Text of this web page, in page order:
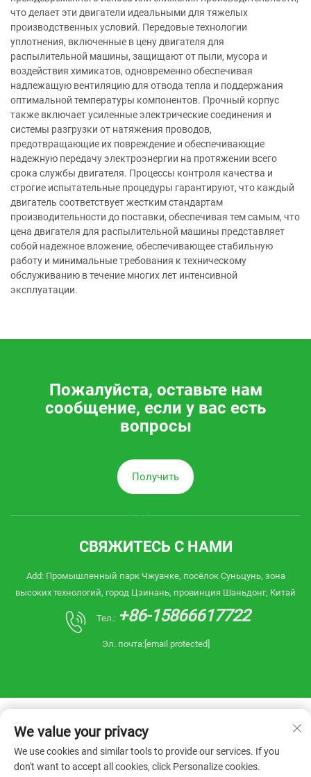
что делает эти двигатели идеальными для тяжелых
производственных условий. Передовые технологии
уплотнения, включенные в цену двигателя для
распылительной машины, защищают от пыли, мусора и
воздействия химикатов, одновременно обеспечивая
надлежащую вентиляцию для отвода тепла и поддержания
оптимальной температуры компонентов. Прочный корпус
также включает усиленные электрические соединения и
системы разгрузки от натяжения проводов,
предотвращающие их повреждение и обеспечивающие
надежную передачу электроэнергии на протяжении всего
срока службы двигателя. Процессы контроля качества и
строгие испытательные процедуры гарантируют, что каждый
двигатель соответствует жестким стандартам
производительности до поставки, обеспечивая тем самым, что
цена двигателя для распылительной машины представляет
собой надежное вложение, обеспечивающее стабильную
работу и минимальные требования к техническому
обслуживанию в течение многих лет интенсивной
эксплуатации.
Пожалуйста, оставьте нам
сообщение, если у вас есть
вопросы
Получить
СВЯЖИТЕСЬ С НАМИ
Add: Промышленный парк Чжуанке, посёлок Суньцунь, зона
высоких технологий, город Цзинань, провинция Шаньдонг, Китай
Тел.: +86-15866617722
Эл. почта:[email protected]
© 2025, China Shandong Reanin Machinery Co.,Ltd.
We value your privacy
We use cookies and similar tools to provide our services. If you
don't want to accept all cookies, click Personalize cookies.